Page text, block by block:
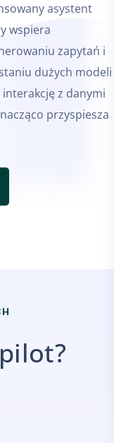
asystent
wspiera
zapytań i
dużych modeli
z danymi
przyspiesza